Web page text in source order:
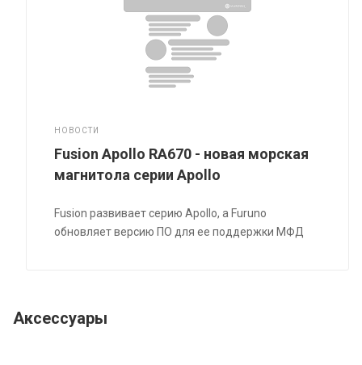
НОВОСТИ
Fusion Apollo RA670 - новая морская
магнитола серии Apollo
Fusion развивает серию Apollo, а Furuno
обновляет версию ПО для ее поддержки МФД
Аксессуары